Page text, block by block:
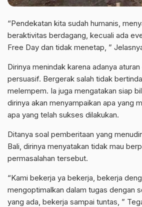
“Pendekatan kita sudah humanis,
beraktivitas berdagang, kecuali ada
Free Day dan tidak menetap, ”
Dirinya menindak karena adanya
persuasif. Bergerak salah tidak
melempem. Ia juga mengatakan siap
dirinya akan menyampaikan apa yang
apa yang telah sukses dilakukan.
Ditanya soal pemberitaan yang
Bali, dirinya menyatakan tidak mau
permasalahan tersebut.
“Kami bekerja ya bekerja, bekerja
mengoptimalkan dalam tugas dengan
yang ada, bekerja sampai tuntas, ”